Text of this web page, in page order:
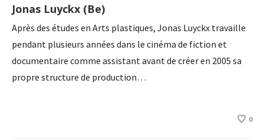
Jonas Luyckx (Be)
Après des études en Arts plastiques, Jonas Luyckx travaille
pendant plusieurs années dans le cinéma de fiction et
documentaire comme assistant avant de créer en 2005 sa
propre structure de production…
0